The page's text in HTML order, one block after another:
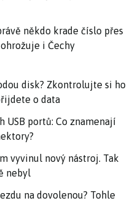
někdo krade číslo přes
i Čechy
disk? Zkontrolujte si ho
o data
portů: Co znamenají
vyvinul nový nástroj. Tak
nebyl
na dovolenou? Tohle